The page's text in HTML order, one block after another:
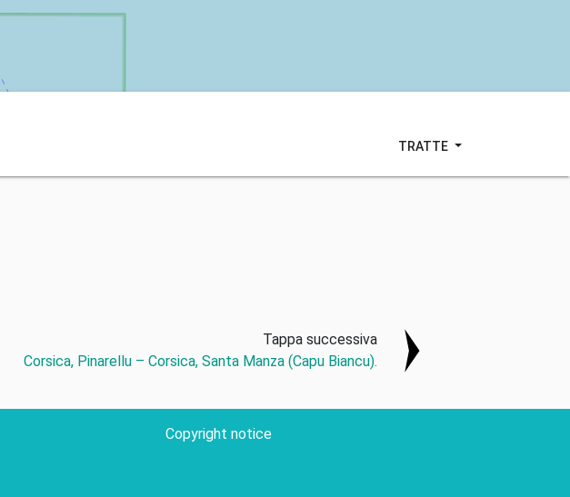
TRATTE
Tappa successiva
Corsica, Pinarellu – Corsica, Santa Manza (Capu Biancu).
Copyright notice